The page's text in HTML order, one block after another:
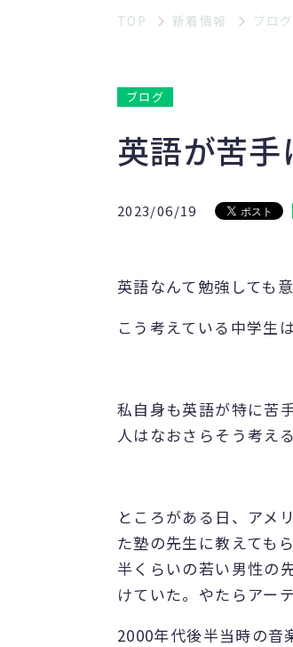
TOP 新着情報 ブログ
ブログ
英語が苦手
2023/06/19
英語なんて勉強しても
こう考えている中学生
私自身も英語が特に苦
人はなおさらそう考え
ところがある日、アメ
た塾の先生に教えても
半くらいの若い男性の
けていた。やたらアー
2000年代後半当時の音